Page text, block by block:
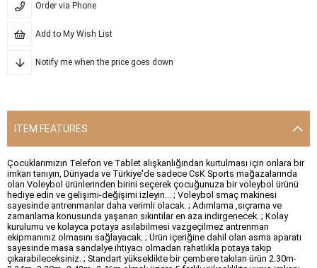
Order via Phone
Add to My Wish List
Notify me when the price goes down
ITEM FEATURES
Çocuklarımızın Telefon ve Tablet alışkanlığından kurtulması için onlara bir
imkan tanıyın, Dünyada ve Türkiye'de sadece CsK Sports mağazalarında
olan Voleybol ürünlerinden birini seçerek çocuğunuza bir voleybol ürünü
hediye edin ve gelişimi-değişimi izleyin... ; Voleybol smaç makinesi
sayesinde antrenmanlar daha verimli olacak. ; Adımlama ,sıçrama ve
zamanlama konusunda yaşanan sıkıntılar en aza indirgenecek. ; Kolay
kurulumu ve kolayca potaya asılabilmesi vazgeçilmez antrenman
ekipmanınız olmasını sağlayacak. ; Ürün içeriğine dahil olan asma aparatı
sayesinde masa sandalye ihtiyacı olmadan rahatlıkla potaya takıp
çıkarabileceksiniz. ; Standart yükseklikte bir çembere takılan ürün 2.30m-